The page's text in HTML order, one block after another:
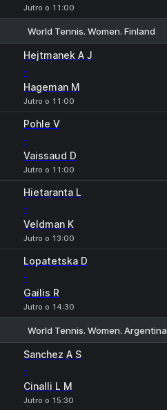
Jutro o 11:00
World Tennis. Women. Finland
Hejtmanek A J
-
Hageman M
Jutro o 11:00
Pohle V
-
Vaissaud D
Jutro o 11:00
Hietaranta L
-
Veldman K
Jutro o 13:00
Lopatetska D
-
Gailis R
Jutro o 14:30
World Tennis. Women. Argentina
Sanchez A S
-
Cinalli L M
Jutro o 15:30